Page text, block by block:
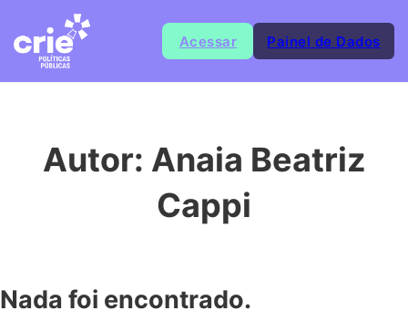
Acessar Painel de Dados
Autor: Anaia Beatriz
Cappi
Nada foi encontrado.